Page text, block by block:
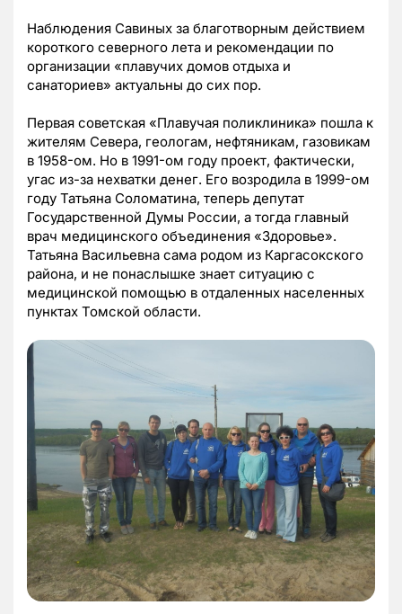
Наблюдения Савиных за благотворным действием
короткого северного лета и рекомендации по
организации «плавучих домов отдыха и
санаториев» актуальны до сих пор.
Первая советская «Плавучая поликлиника» пошла к
жителям Севера, геологам, нефтяникам, газовикам
в 1958-ом. Но в 1991-ом году проект, фактически,
угас из-за нехватки денег. Его возродила в 1999-ом
году Татьяна Соломатина, теперь депутат
Государственной Думы России, а тогда главный
врач медицинского объединения «Здоровье».
Татьяна Васильевна сама родом из Каргасокского
района, и не понаслышке знает ситуацию с
медицинской помощью в отдаленных населенных
пунктах Томской области.